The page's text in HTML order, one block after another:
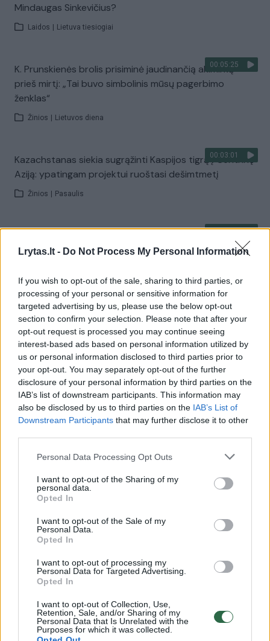
Lrytas.lt - Do Not Process My Personal Information
If you wish to opt-out of the sale, sharing to third parties, or
processing of your personal or sensitive information for
targeted advertising by us, please use the below opt-out
section to confirm your selection. Please note that after your
opt-out request is processed you may continue seeing
interest-based ads based on personal information utilized by
us or personal information disclosed to third parties prior to
your opt-out. You may separately opt-out of the further
disclosure of your personal information by third parties on the
IAB’s list of downstream participants. This information may
also be disclosed by us to third parties on the IAB’s List of
Downstream Participants that may further disclose it to other
Personal Data Processing Opt Outs
I want to opt-out of the Sharing of my
personal data.
Opted In
I want to opt-out of the Sale of my
Personal Data.
Opted In
I want to opt-out of processing my
Personal Data for Targeted Advertising.
Opted In
I want to opt-out of Collection, Use,
Retention, Sale, and/or Sharing of my
Personal Data that Is Unrelated with the
Purposes for which it was collected.
Mindaugas Sinkevičius?
Laidos Lietuva tiesiogiai
00:05:25
K. Prunskienės brolis prisiminė jaudinančią akimirką
prieš mirtį: „Tai buvo simbolinis mūsų pagerbimo
ženklas“
Žinios Lietuvos diena
00:03:01
Kazachstanas siekia sugrąžinti Kaspijos tigrą į Centrinę
Aziją: ypatingam projektui ruoštasi dešimtmetį
Žinios Pasaulis
00:03:41
Vilniuje: atskleidė populiariausią paruošimo būdą
Visi įrašai
Žiūrimiausi įrašai
00:00:49
Pateikė daugiau detalių apie iš tėvų paimtus šešis
vaikus: jiems kilusi grėsmė
00:00:30
Vaizdai iš tragiškos avarijos Vilniaus r.: dviejų moterų ir
vaiko gyvybių išgelbėti nepavyko
Žinios | Lietuvos diena
Nufilmavo, kaip patvino Vilniaus Vakarinis aplinkkelis:
vaizdas pribloškia